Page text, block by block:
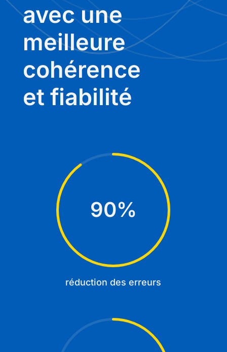
avec une
meilleure
cohérence
et fiabilité
90%
réduction des erreurs